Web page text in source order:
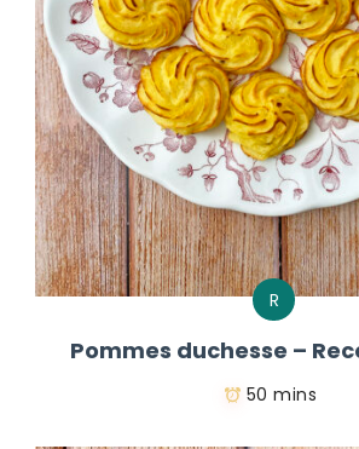
R
Pommes duchesse –
50 mins